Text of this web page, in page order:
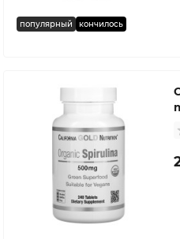
популярный кончилось